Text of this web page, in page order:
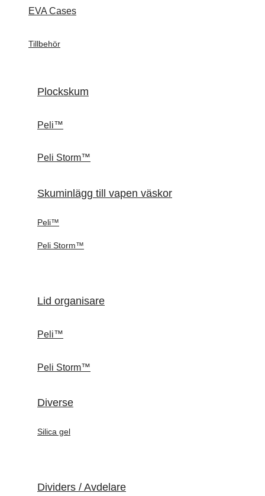
EVA Cases
Tillbehör
Plockskum
Peli™
Peli Storm™
Skuminlägg till vapen väskor
Peli™
Peli Storm™
Lid organisare
Peli™
Peli Storm™
Diverse
Silica gel
Dividers / Avdelare